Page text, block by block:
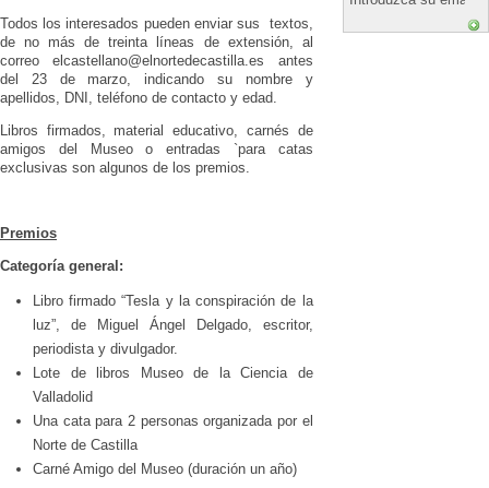
Todos los interesados pueden enviar sus textos,
de no más de treinta líneas de extensión, al
correo elcastellano@elnortedecastilla.es antes
del 23 de marzo, indicando su nombre y
apellidos, DNI, teléfono de contacto y edad.
Libros firmados, material educativo, carnés de
amigos del Museo o entradas `para catas
exclusivas son algunos de los premios.
Premios
Categoría general:
Libro firmado “Tesla y la conspiración de la
luz”, de Miguel Ángel Delgado, escritor,
periodista y divulgador.
Lote de libros Museo de la Ciencia de
Valladolid
Una cata para 2 personas organizada por el
Norte de Castilla
Carné Amigo del Museo (duración un año)